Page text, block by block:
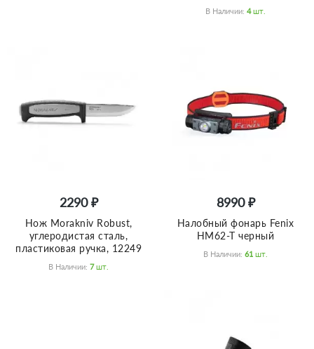
В Наличии: 4 Шт.
2290 ₽
Нож Morakniv Robust,
углеродистая сталь,
пластиковая ручка, 12249
В Наличии: 7 Шт.
8990 ₽
Налобный фонарь Fenix
HM62-T черный
В Наличии: 61 Шт.